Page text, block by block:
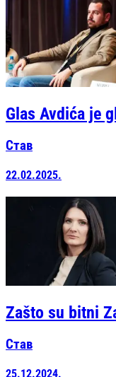
Glas Avdića je
Став
22.02.2025.
Zašto su bitni
Став
25.12.2024.